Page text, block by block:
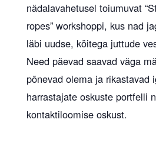
nädalavahetusel toiumuvat
ropes” workshoppi, kus nad
läbi uudse, köitega juttude
Need päevad saavad väga
põnevad olema ja rikastavad
harrastajate oskuste portfelli
kontaktiloomise oskust.